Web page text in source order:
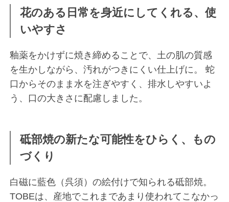
花のある日常を身近にしてくれる、使
いやすさ
釉薬をかけずに焼き締めることで、土の肌の質感
を生かしながら、汚れがつきにくい仕上げに。 蛇
口からそのまま水を注ぎやすく、排水しやすいよ
う、口の大きさに配慮しました。
砥部焼の新たな可能性をひらく、もの
づくり
白磁に藍色（呉須）の絵付けで知られる砥部焼。
TOBEは、産地でこれまであまり使われてこなかっ